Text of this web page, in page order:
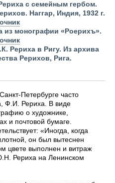
с семейным гербом.
Наггар, Индия, 1932 г.
из монографии «Роерихъ».
Рериха в Ригу. Из архива
Рерихов, Рига.
Петербурге часто
Ф.И. Рериха. В виде
о художнике,
и почтовой бумаге.
«Иногда, когда
он был вытеснен
цвете выполнен и витраж
Рериха на Ленинском